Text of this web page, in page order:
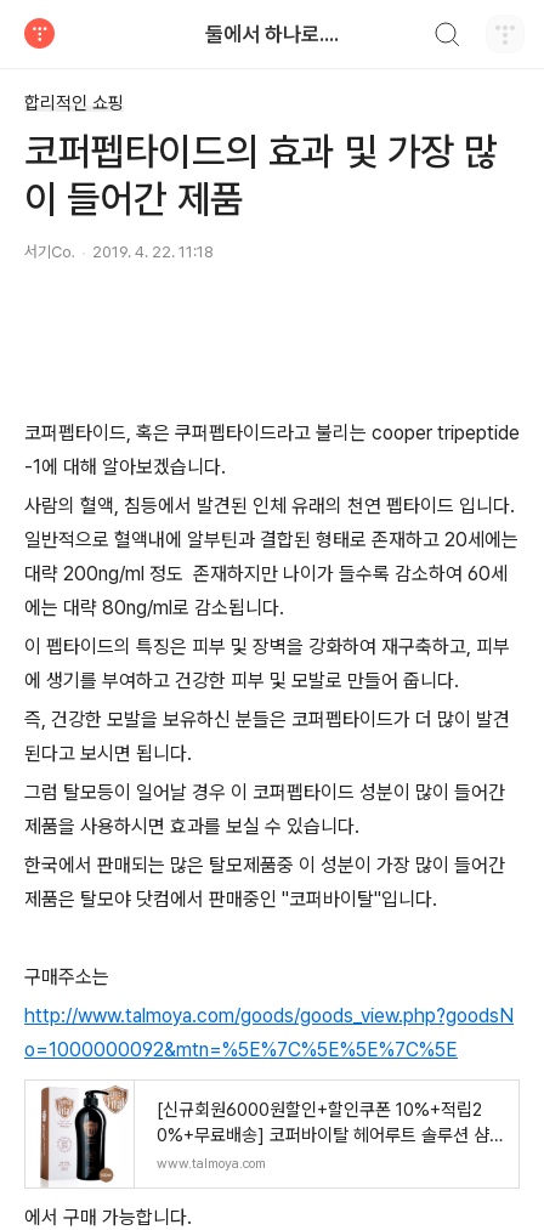
둘에서 하나로....
합리적인 쇼핑
코퍼펩타이드의 효과 및 가장 많
이 들어간 제품
서기㏇ 2019. 4. 22. 11:18
코퍼펩타이드, 혹은 쿠퍼펩타이드라고 불리는 cooper tripeptide
-1에 대해 알아보겠습니다.
사람의 혈액, 침등에서 발견된 인체 유래의 천연 펩타이드 입니다.
일반적으로 혈액내에 알부틴과 결합된 형태로 존재하고 20세에는
대략 200ng/ml 정도 존재하지만 나이가 들수록 감소하여 60세
에는 대략 80ng/ml로 감소됩니다.
이 펩타이드의 특징은 피부 및 장벽을 강화하여 재구축하고, 피부
에 생기를 부여하고 건강한 피부 및 모발로 만들어 줍니다.
즉, 건강한 모발을 보유하신 분들은 코퍼펩타이드가 더 많이 발견
된다고 보시면 됩니다.
그럼 탈모등이 일어날 경우 이 코퍼펩타이드 성분이 많이 들어간
제품을 사용하시면 효과를 보실 수 있습니다.
한국에서 판매되는 많은 탈모제품중 이 성분이 가장 많이 들어간
제품은 탈모야 닷컴에서 판매중인 "코퍼바이탈"입니다.
구매주소는
http://www.talmoya.com/goods/goods_view.php?goodsN
o=1000000092&mtn=%5E%7C%5E%5E%7C%5E
[신규회원6000원할인+할인쿠폰 10%+적립2
0%+무료배송] 코퍼바이탈 헤어루트 솔루션 샴
푸(500ml*1) 1개
www.talmoya.com
에서 구매 가능합니다.